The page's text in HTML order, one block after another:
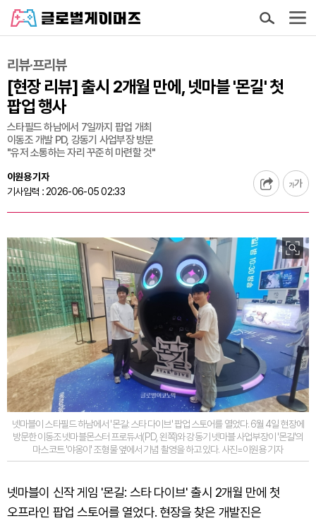
리뷰·프리뷰
[현장 리뷰] 출시 2개월 만에, 넷마블 '몬길' 첫
팝업 행사
스타필드 하남에서 7일까지 팝업 개최
이동조 개발 PD, 강동기 사업부장 방문
"유저 소통하는 자리 꾸준히 마련할 것"
이원용 기자
기사입력 : 2026-06-05 02:33
넷마블이 스타필드 하남에서 '몬길: 스타 다이브' 팝업 스토어를 열었다. 6월 4일 현장에
방문한 이동조 넷마블몬스터 프로듀서(PD, 왼쪽)와 강동기 넷마블 사업부장이 '몬길'의
마스코트 '야옹이' 조형물 옆에서 기념 촬영을 하고 있다. 사진=이원용 기자
넷마블이 신작 게임 '몬길: 스타 다이브' 출시 2개월 만에 첫
오프라인 팝업 스토어를 열었다. 현장을 찾은 개발진은